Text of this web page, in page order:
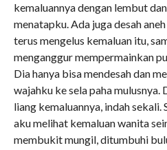
kemaluannya dengan lembut
menatapku. Ada juga desah
terus mengelus kemaluan itu,
menganggur mempermainkan
Dia hanya bisa mendesah dan
wajahku ke sela paha mulusnya.
liang kemaluannya, indah sekali.
aku melihat kemaluan wanita
membukit mungil, ditumbuhi